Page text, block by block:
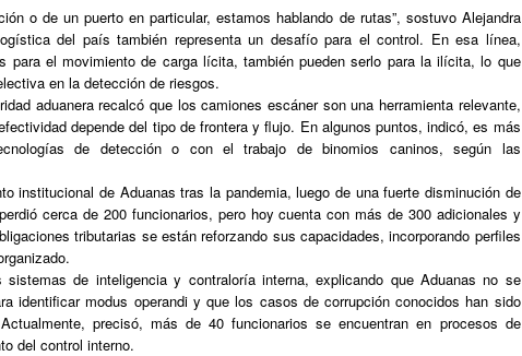
o de un puerto en particular, estamos hablando de rutas”, sostuvo Alejandra
del país también representa un desafío para el control. En esa línea,
para el movimiento de carga lícita, también pueden serlo para la ilícita, lo que
en la detección de riesgos.
aduanera recalcó que los camiones escáner son una herramienta relevante,
depende del tipo de frontera y flujo. En algunos puntos, indicó, es más
de detección o con el trabajo de binomios caninos, según las
institucional de Aduanas tras la pandemia, luego de una fuerte disminución de
cerca de 200 funcionarios, pero hoy cuenta con más de 300 adicionales y
tributarias se están reforzando sus capacidades, incorporando perfiles
sistemas de inteligencia y contraloría interna, explicando que Aduanas no se
identificar modus operandi y que los casos de corrupción conocidos han sido
precisó, más de 40 funcionarios se encuentran en procesos de
del control interno.